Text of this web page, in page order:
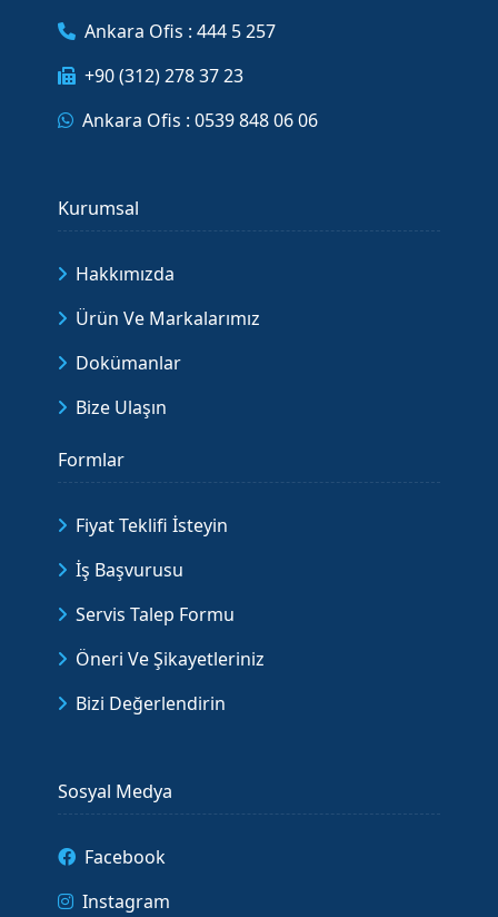
Ankara Ofis : 444 5 257
+90 (312) 278 37 23
Ankara Ofis : 0539 848 06 06
Kurumsal
Hakkımızda
Ürün Ve Markalarımız
Dokümanlar
Bize Ulaşın
Formlar
Fiyat Teklifi İsteyin
İş Başvurusu
Servis Talep Formu
Öneri Ve Şikayetleriniz
Bizi Değerlendirin
Sosyal Medya
Facebook
Instagram